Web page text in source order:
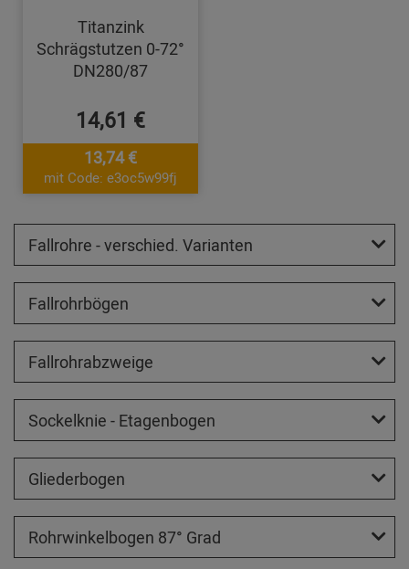
Titanzink
Schrägstutzen 0-72°
DN280/87
14,61 €
13,74 €
mit Code: e3oc5w99fj
Fallrohre - verschied. Varianten
Fallrohrbögen
Fallrohrabzweige
Sockelknie - Etagenbogen
Gliederbogen
Rohrwinkelbogen 87° Grad